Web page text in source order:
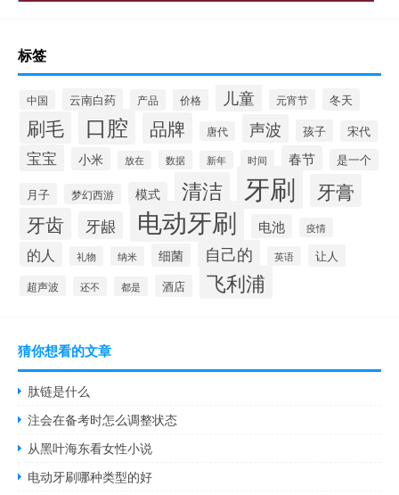
标签
中国 云南白药 产品 价格 儿童 元宵节 冬天
刷毛 口腔 品牌 唐代 声波 孩子 宋代
宝宝 小米 放在 数据 新年 时间 春节 是一个
月子 梦幻西游 模式 清洁 牙刷 牙膏
牙齿 牙龈 电动牙刷 电池 疫情
的人 礼物 纳米 细菌 自己的 英语 让人
超声波 还不 都是 酒店 飞利浦
猜你想看的文章
肽链是什么
注会在备考时怎么调整状态
从黑叶海东看女性小说
电动牙刷哪种类型的好